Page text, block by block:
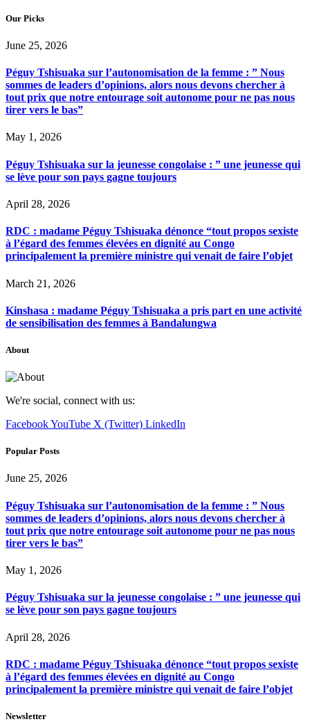
Our Picks
June 25, 2026
Péguy Tshisuaka sur l’autonomisation de la femme : ” Nous
sommes de leaders d’opinions, alors nous devons chercher à
tout prix que notre entourage soit autonome pour ne pas nous
tirer vers le bas”
May 1, 2026
Péguy Tshisuaka sur la jeunesse congolaise : ” une jeunesse qui
se lève pour son pays gagne toujours
April 28, 2026
RDC : madame Péguy Tshisuaka dénonce “tout propos sexiste
à l’égard des femmes élevées en dignité au Congo
principalement la première ministre qui venait de faire l’objet
March 21, 2026
Kinshasa : madame Péguy Tshisuaka a pris part en une activité
de sensibilisation des femmes à Bandalungwa
About
We're social, connect with us:
FacebookYouTube X (Twitter) LinkedIn
Popular Posts
June 25, 2026
Péguy Tshisuaka sur l’autonomisation de la femme : ” Nous
sommes de leaders d’opinions, alors nous devons chercher à
tout prix que notre entourage soit autonome pour ne pas nous
tirer vers le bas”
May 1, 2026
Péguy Tshisuaka sur la jeunesse congolaise : ” une jeunesse qui
se lève pour son pays gagne toujours
April 28, 2026
RDC : madame Péguy Tshisuaka dénonce “tout propos sexiste
à l’égard des femmes élevées en dignité au Congo
principalement la première ministre qui venait de faire l’objet
Newsletter